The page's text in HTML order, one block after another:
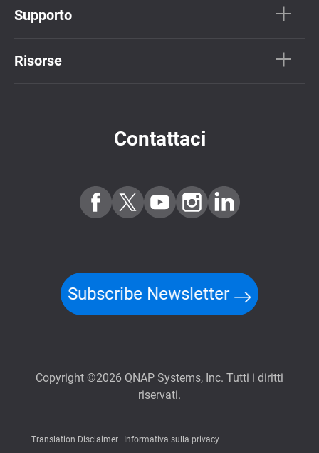
Supporto
Risorse
Contattaci
Subscribe Newsletter
Copyright ©2026 QNAP Systems, Inc. Tutti i diritti
riservati.
Translation Disclaimer Informativa sulla privacy